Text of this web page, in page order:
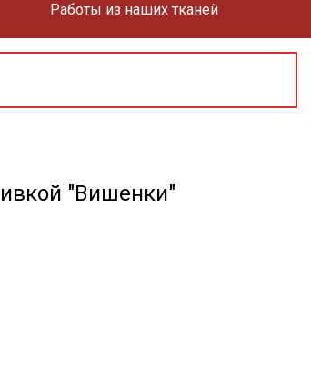
Работы из наших тканей
"Вишенки"